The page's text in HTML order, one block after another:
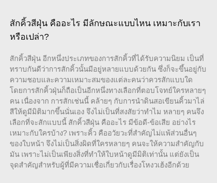
สักคิ้วสีฝุ่น คืออะไร มีลักษณะแบบไหน เหมาะกับเรา
หรือเปล่า?
สักคิ้วสีฝุ่น อีกหนึ่งประเภทของการสักคิ้วที่ได้รับความนิยม เป็นที่
ทราบกันดีว่าการสักคิ้วนั้นมีอยู่หลายแบบด้วยกัน ซึ่งก็จะขึ้นอยู่กับ
ความชอบและความเหมาะสมของแต่ละคนว่าควรสักแบบใด
โดยการสักคิ้วฝุ่นก็ถือเป็นอีกหนึ่งทางเลือกที่ตอบโจทย์ใครหลายๆ
คน เนื่องจาก การสักเช่นนี้ คล้ายๆ กับการนำดินสอเขียนคิ้วมาไล่
สีให้ดูมีมิติมากขึ้นนั่นเอง จึงไม่เป็นที่สงสัยว่าทำไม หลายๆ คนจึง
เลือกที่จะสักแบบนี้ สักคิ้วสีฝุ่น คืออะไร มีข้อดี-ข้อเสีย อย่างไร
เหมาะกับใครบ้าง? เพราะคิ้ว คืออวัยวะที่สำคัญไม่แพ้ส่วนอื่นๆ
ของใบหน้า จึงไม่เป็นสิ่งผิดที่ใครหลายๆ คนจะให้ความสำคัญกับ
มัน เพราะไม่เป็นเพียงสิ่งที่ทำให้ใบหน้าดูมีมิติเท่านั้น แต่ยังเป็น
จุดสำคัญสำหรับผู้ที่มีความเชื่อเกี่ยวกับเรื่องโหงวเฮ้งอีกด้วย